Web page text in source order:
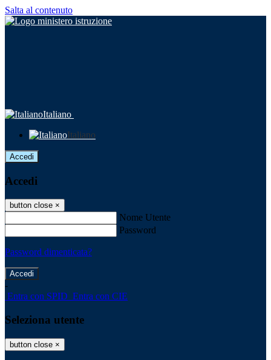
Salta al contenuto
Italiano
Italiano
Accedi
Accedi
button close ×
Nome Utente
Password
Password dimenticata?
-
Entra con SPID Entra con CIE
Seleziona utente
button close ×